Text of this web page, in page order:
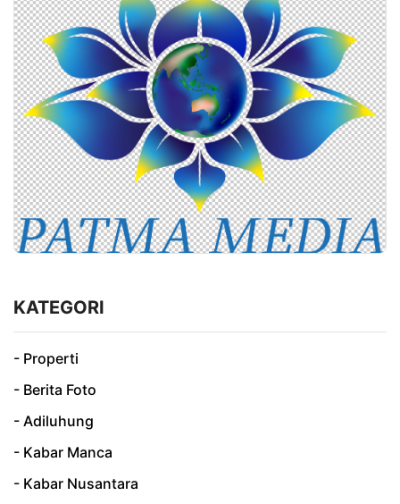
KATEGORI
- Properti
- Berita Foto
- Adiluhung
- Kabar Manca
- Kabar Nusantara